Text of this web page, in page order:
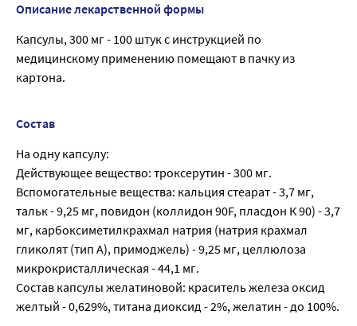
Описание лекарственной формы
Капсулы, 300 мг - 100 штук с инструкцией по
медицинскому применению помещают в пачку из
картона.
Состав
На одну капсулу:
Действующее вещество: троксерутин - 300 мг.
Вспомогательные вещества: кальция стеарат - 3,7 мг,
тальк - 9,25 мг, повидон (коллидон 90F, пласдон К 90) - 3,7
мг, карбоксиметилкрахмал натрия (натрия крахмал
гликолят (тип А), примоджель) - 9,25 мг, целлюлоза
микрокристаллическая - 44,1 мг.
Состав капсулы желатиновой: краситель железа оксид
желтый - 0,629%, титана диоксид - 2%, желатин - до 100%.